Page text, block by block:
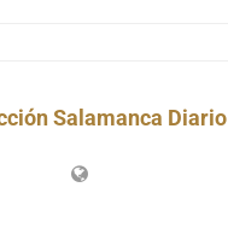
Salamanca Diario